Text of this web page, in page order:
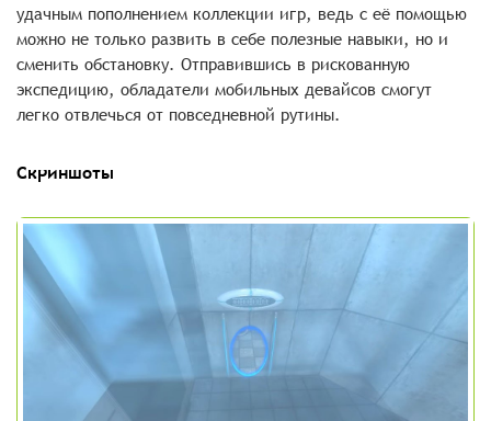
удачным пополнением коллекции игр, ведь с её помощью
можно не только развить в себе полезные навыки, но и
сменить обстановку. Отправившись в рискованную
экспедицию, обладатели мобильных девайсов смогут
легко отвлечься от повседневной рутины.
Скриншоты